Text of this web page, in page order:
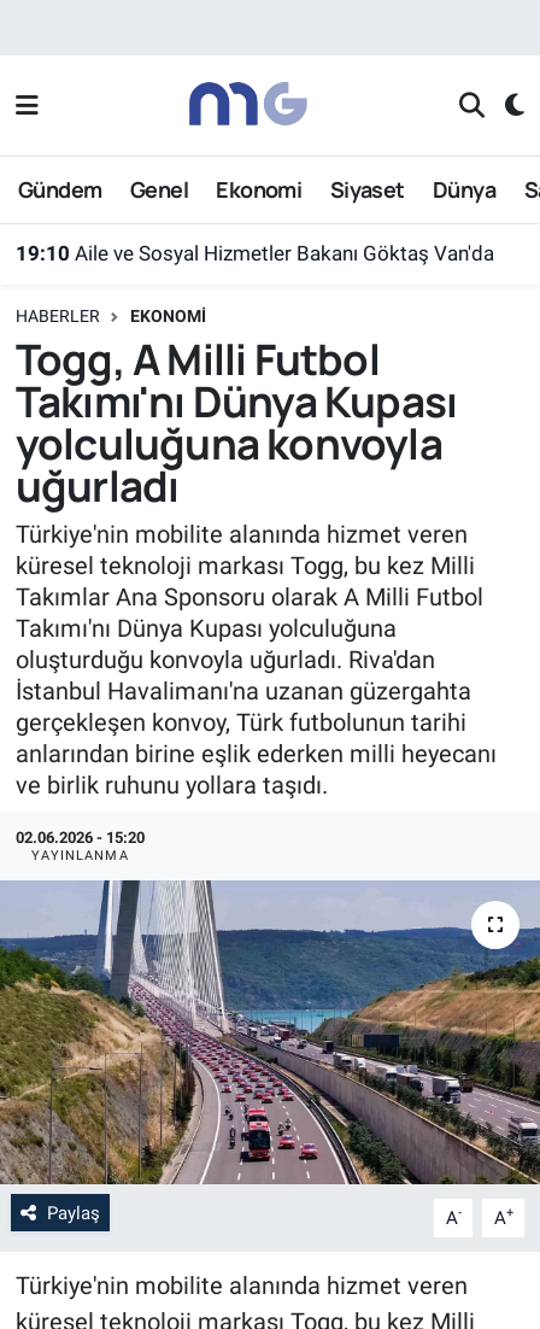
Gündem Genel Ekonomi Siyaset Dünya
19:10 Aile ve Sosyal Hizmetler Bakanı Göktaş Van'da
HABERLER EKONOMI
Togg, A Milli Futbol
Takımı'nı Dünya Kupası
yolculuğuna konvoyla
uğurladı
Türkiye'nin mobilite alanında hizmet veren
küresel teknoloji markası Togg, bu kez Milli
Takımlar Ana Sponsoru olarak A Milli Futbol
Takımı'nı Dünya Kupası yolculuğuna
oluşturduğu konvoyla uğurladı. Riva'dan
İstanbul Havalimanı'na uzanan güzergahta
gerçekleşen konvoy, Türk futbolunun tarihi
anlarından birine eşlik ederken milli heyecanı
ve birlik ruhunu yollara taşıdı.
02.06.2026 - 15:20
YAYINLANMA
Paylaş A- A+
Türkiye'nin mobilite alanında hizmet veren
küresel teknoloji markası Togg, bu kez Milli
Nöbetçi Eczaneler
Hava Durumu
Süper Lig Puan Durumu ve Fikstür
Tüm Manşetler
Son Dakika Haberleri
Haber Arşivi